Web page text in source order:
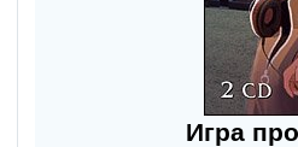
Игра